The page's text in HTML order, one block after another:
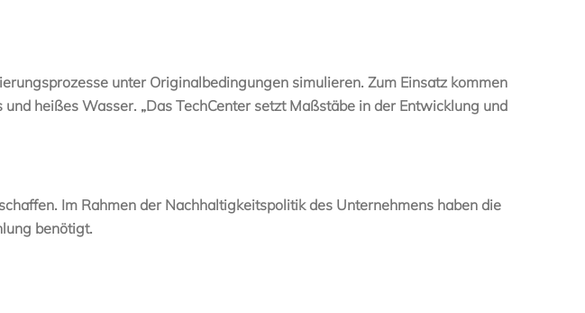
unter Originalbedingungen simulieren. Zum Einsatz kommen
heißes Wasser. „Das TechCenter setzt Maßstäbe in der Entwicklung und
Im Rahmen der Nachhaltigkeitspolitik des Unternehmens haben die
benötigt.